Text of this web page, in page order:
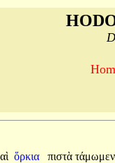
ὅρκια πιστὰ